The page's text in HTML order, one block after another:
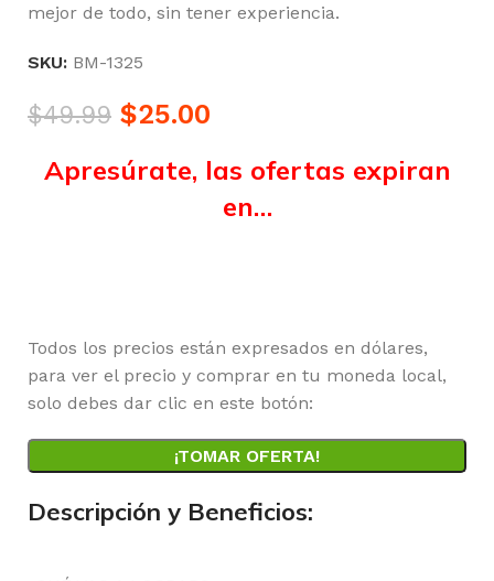
mejor de todo, sin tener experiencia.
SKU: BM-1325
$49.99 $25.00
Apresúrate, las ofertas expiran
en…
Todos los precios están expresados en dólares,
para ver el precio y comprar en tu moneda local,
solo debes dar clic en este botón:
¡TOMAR OFERTA!
Descripción y Beneficios: